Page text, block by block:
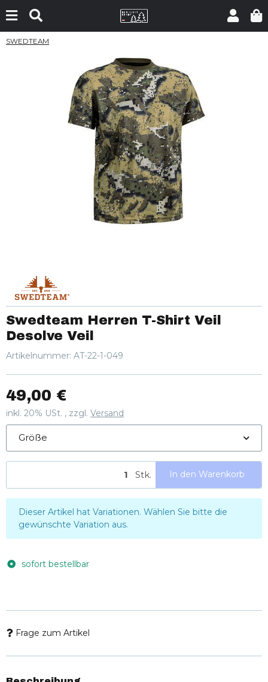
SWEDTEAM
Swedteam Herren T-Shirt Veil
Desolve Veil
Artikelnummer: AT-22-1-049
49,00 €
inkl. 20% USt. , zzgl. Versand
Größe
Stk. In den Warenkorb
xDieser Artikel hat Variationen. Wählen Sie bitte die
gewünschte Variation aus.
sofort bestellbar
Frage zum Artikel